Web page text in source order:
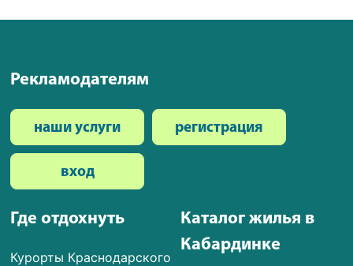
Где отдохнуть
Курорты Краснодарского
Каталог жилья в
Кабардинке
Рекламодателям
наши услуги регистрация
вход